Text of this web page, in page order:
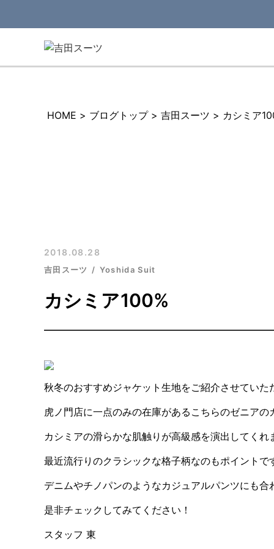
HOME > ブログトップ > 吉田スーツ > カシミア
2018.08.28
吉田スーツ Yoshida Suit
カシミア100%
秋冬のおすすめジャケット生地をご紹介させていた
虎ノ門店に一点のみの在庫があるこちらのゼニアの
カシミアの滑らかな肌触りが高級感を演出してくれ
最近流行りのクラシックな格子柄なのもポイントで
デニムやチノパンのようなカジュアルパンツにも
是非チェックしてみてください！
スタッフ 東